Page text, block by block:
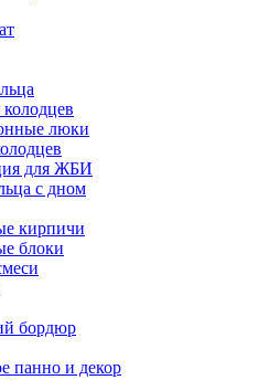
люки
для ЖБИ
с дном
кирпичи
блоки
бордюр
панно и декор